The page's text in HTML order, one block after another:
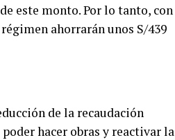
este monto. Por lo tanto, con
ahorrarán unos S/439
de la recaudación
hacer obras y reactivar la